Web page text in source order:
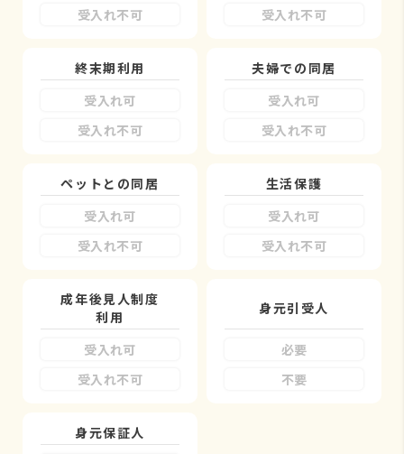
受入れ不可
受入れ不可
終末期利用
受入れ可
受入れ不可
夫婦での同居
受入れ可
受入れ不可
ペットとの同居
受入れ可
受入れ不可
生活保護
受入れ可
受入れ不可
成年後見人制度
利用
受入れ可
受入れ不可
身元引受人
必要
不要
身元保証人